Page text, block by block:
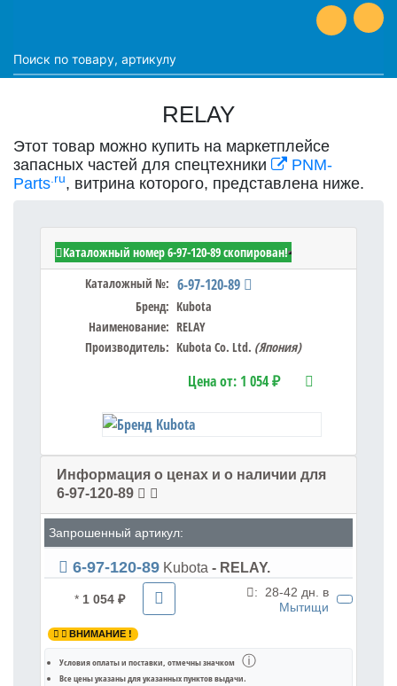
RELAY
Этот товар можно купить на маркетплейсе
запасных частей для спецтехники
PNM-
Parts.ru, витрина которого, представлена ниже.
Kubota 6-97-120-89 - RELAY
Каталожный №: 6-97-120-89
Бренд: Kubota
Наименование: RELAY
Производитель: Kubota Co. Ltd. (Япония)
Цена от: 1 054 ₽
Каталожный номер 6-97-120-89 скопирован!
Информация о ценах и о наличии для
6-97-120-89
Запрошенный артикул:
6-97-120-89 Kubota - RELAY.
* 1 054 ₽ : 28-42 дн. в
Мытищи
ВНИМАНИЕ !
Условия оплаты и поставки, отмечны значком ⓘ
Все цены указаны дляуказанных пунктов выдачи.